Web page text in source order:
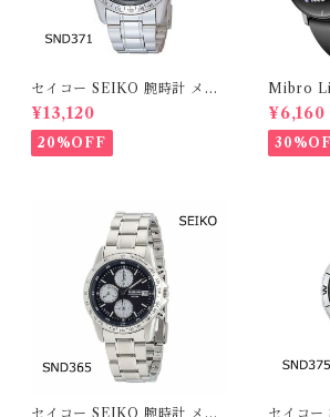
セイコー SEIKO 腕時計 メン
ズ クロノグラフ 腕時計 SND3
71 1/20クロノグラフ タキメー
ターベゼル 海外モデル
¥13,120
20%OFF
Mibro
常時点灯
体セッ
即納品
¥6,160
セイコー SEIKO 腕時計 メン
セイコー